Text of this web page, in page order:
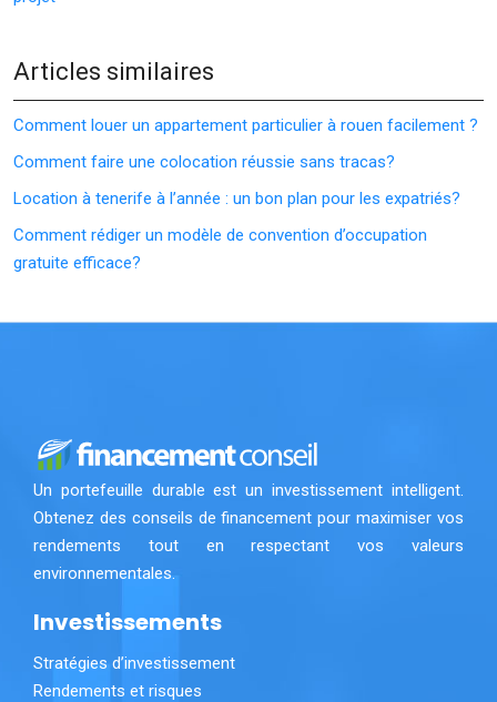
Articles similaires
Comment louer un appartement particulier à rouen facilement ?
Comment faire une colocation réussie sans tracas?
Location à tenerife à l’année : un bon plan pour les expatriés?
Comment rédiger un modèle de convention d’occupation
gratuite efficace?
Un portefeuille durable est un investissement intelligent.
Obtenez des conseils de financement pour maximiser vos
rendements tout en respectant vos valeurs
environnementales.
Investissements
Stratégies d’investissement
Rendements et risques